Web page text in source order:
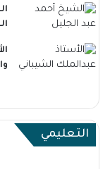
التعليمي